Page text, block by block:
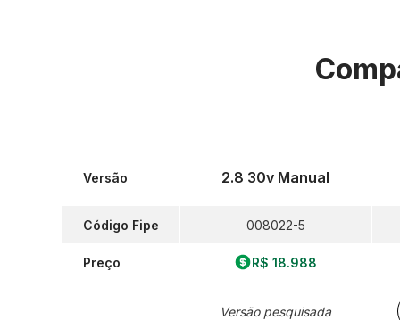
Versão
Código Fipe
Preço
2.8 30v Manual
008022-5
R$ 18.988
Versão pesquisada